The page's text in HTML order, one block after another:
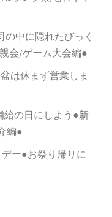
中に隠れたびっく
会/ゲーム大会編●
は休まず営業しま
給の日にしよう●新
編●
ー●お祭り帰りに